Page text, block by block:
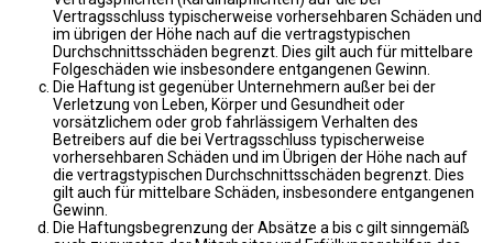
Vertragsschluss typischerweise vorhersehbaren Schäden und
im übrigen der Höhe nach auf die vertragstypischen
Durchschnittsschäden begrenzt. Dies gilt auch für mittelbare
Folgeschäden wie insbesondere entgangenen Gewinn.
Die Haftung ist gegenüber Unternehmern außer bei der
Verletzung von Leben, Körper und Gesundheit oder
vorsätzlichem oder grob fahrlässigem Verhalten des
Betreibers auf die bei Vertragsschluss typischerweise
vorhersehbaren Schäden und im Übrigen der Höhe nach auf
die vertragstypischen Durchschnittsschäden begrenzt. Dies
gilt auch für mittelbare Schäden, insbesondere entgangenen
Gewinn.
Die Haftungsbegrenzung der Absätze a bis c gilt sinngemäß